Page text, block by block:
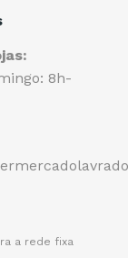
8h-
a rede fixa